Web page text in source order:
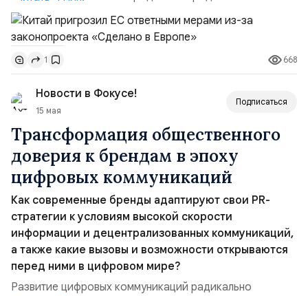
промышленный законопроект «Сделано в Европе» без
существенных изменений. В Пекине считают, что
инициатива создаёт дискриминационные условия для
иностранных инвесторов и может нарушать правила
Всемирной торговой организации.Китай предупредил
Евросоюз о возможных отв...
1 668
Новости в Фокусе!
15 мая
Подписаться
Трансформация общественного
доверия к брендам в эпоху
цифровых коммуникаций
Как современные бренды адаптируют свои PR-
стратегии к условиям высокой скорости
информации и децентрализованных коммуникаций,
а также какие вызовы и возможности открываются
перед ними в цифровом мире?
Развитие цифровых коммуникаций радикально